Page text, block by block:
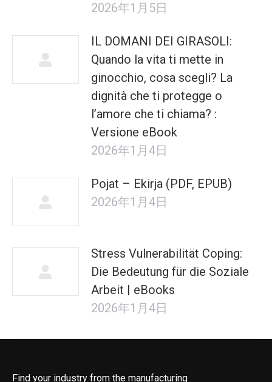
2026年1月5日
IL DOMANI DEI GIRASOLI:
Quando la vita ti mette in
ginocchio, cosa scegli? La
dignità che ti protegge o
l’amore che ti chiama? :
Versione eBook
2026年1月4日
Pojat – Ekirja (PDF, EPUB)
2026年1月4日
Stress Vulnerabilität Coping:
Die Bedeutung für die Soziale
Arbeit | eBooks
2026年1月4日
Find your industry from the manufacturing